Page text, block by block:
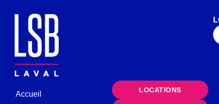
Accueil LOCATIONS